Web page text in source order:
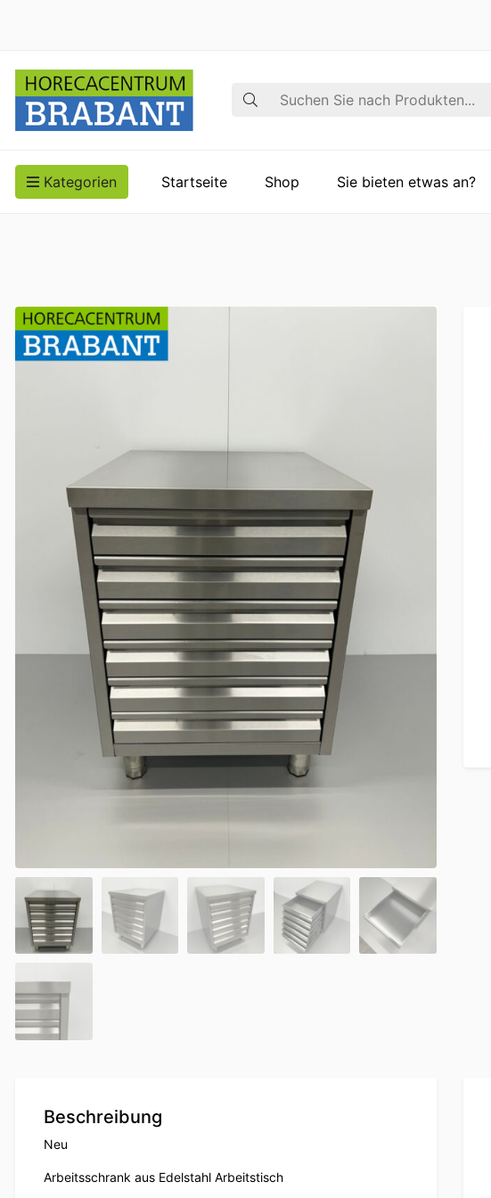
Suche
Kategorien Startseite Shop Sie bieten etwas an?
Beschreibung
Neu
Arbeitsschrank aus Edelstahl Arbeitstisch